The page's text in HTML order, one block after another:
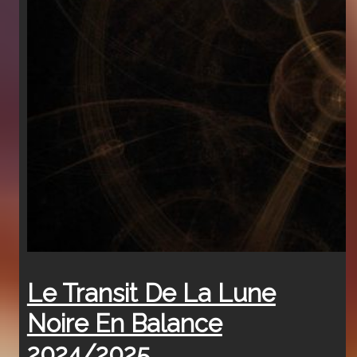
Le Transit De La Lune
Noire En Balance